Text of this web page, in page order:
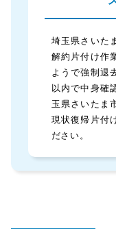
埼玉県さいた
解約片付け作
ようで強制退
以内で中身確
玉県さいたま
現状復帰片付
ださい。